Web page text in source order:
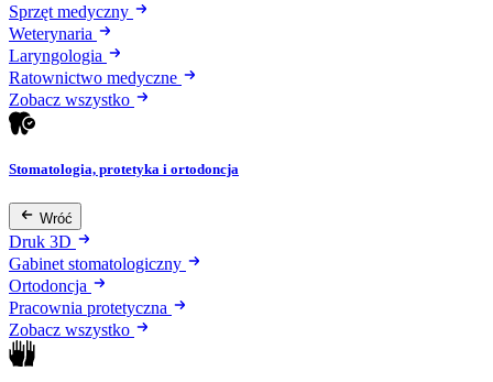
Sprzęt medyczny
Weterynaria
Laryngologia
Ratownictwo medyczne
Zobacz wszystko
Stomatologia, protetyka i ortodoncja
Wróć
Druk 3D
Gabinet stomatologiczny
Ortodoncja
Pracownia protetyczna
Zobacz wszystko